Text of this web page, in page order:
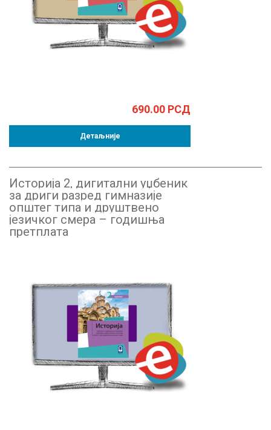
690.00 РСД
Детаљније
Историја 2, дигитални уџбеник
за дриги разред гимназије
општег типа и друштвено
језичког смера – годишња
претплата